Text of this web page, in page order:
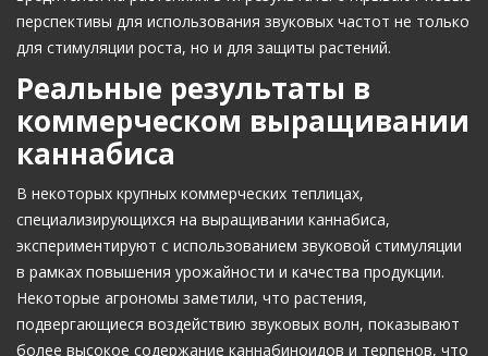
перспективы для использования звуковых частот не только
для стимуляции роста, но и для защиты растений.
Реальные результаты в
коммерческом выращивании
каннабиса
В некоторых крупных коммерческих теплицах,
специализирующихся на выращивании каннабиса,
экспериментируют с использованием звуковой стимуляции
в рамках повышения урожайности и качества продукции.
Некоторые агрономы заметили, что растения,
подвергающиеся воздействию звуковых волн, показывают
более высокое содержание каннабиноидов и терпенов, что